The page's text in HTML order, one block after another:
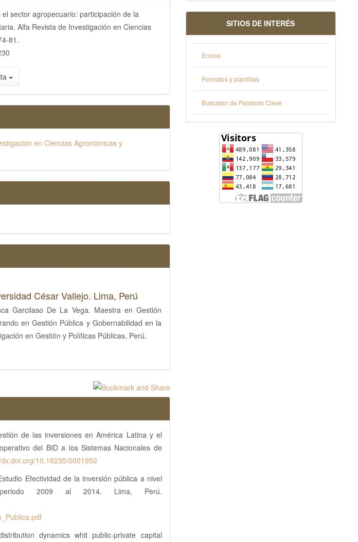
sector agropecuario: participación de la
Alfa Revista de Investigación en Ciencias
81.
en Ciencias Agronómicas y
César Vallejo. Lima, Perú
Garcilaso De La Vega. Maestra en Gestión
en Gestión Pública y Gobernabilidad en la
en Gestión y Políticas Públicas, Perú.
de las inversiones en América Latina y el
del BID a los Sistemas Nacionales de
10.18235/0001952
Efectividad de la inversión pública a nivel
2009 al 2014. Lima, Perú.
dynamics whit public-private capital
SITIOS DE INTERÉS
Envios
Formatos y plantillas
Buscador de Palabras Clave